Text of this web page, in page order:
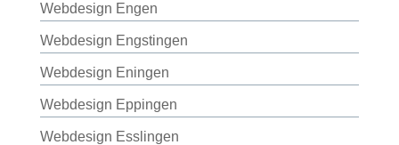
Webdesign Engen
Webdesign Engstingen
Webdesign Eningen
Webdesign Eppingen
Webdesign Esslingen